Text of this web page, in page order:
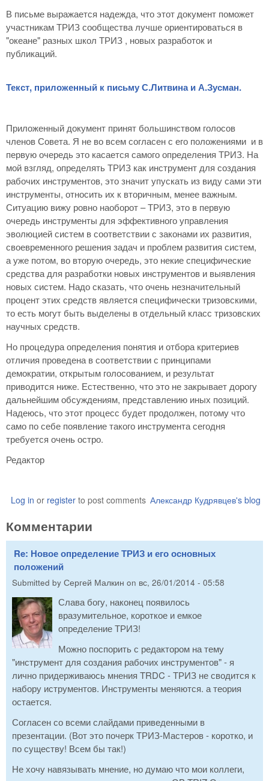
В письме выражается надежда, что этот документ поможет
участникам ТРИЗ сообщества лучше ориентироваться в
"океане" разных школ ТРИЗ , новых разработок и
публикаций.
Текст, приложенный к письму С.Литвина и А.Зусман.
Приложенный документ принят большинством голосов
членов Совета. Я не во всем согласен с его положениями и в
первую очередь это касается самого определения ТРИЗ. На
мой взгляд, определять ТРИЗ как инструмент для создания
рабочих инструментов, это значит упускать из виду сами эти
инструменты, относить их к вторичным, менее важным.
Ситуацию вижу ровно наоборот – ТРИЗ, это в первую
очередь инструменты для эффективного управления
эволюцией систем в соответствии с законами их развития,
своевременного решения задач и проблем развития систем,
а уже потом, во вторую очередь, это некие специфические
средства для разработки новых инструментов и выявления
новых систем. Надо сказать, что очень незначительный
процент этих средств является специфически тризовскими,
то есть могут быть выделены в отдельный класс тризовских
научных средств.
Но процедура определения понятия и отбора критериев
отличия проведена в соответствии с принципами
демократии, открытым голосованием, и результат
приводится ниже. Естественно, что это не закрывает дорогу
дальнейшим обсуждениям, представлению иных позиций.
Надеюсь, что этот процесс будет продолжен, потому что
само по себе появление такого инструмента сегодня
требуется очень остро.
Редактор
Александр Кудрявцев's blog
Log in or register to post comments
Комментарии
Re: Новое определение ТРИЗ и его основных
положений
Submitted by Сергей Малкин on вс, 26/01/2014 - 05:58
Слава богу, наконец появилось
вразумительное, короткое и емкое
определение ТРИЗ!
Можно поспорить с редактором на тему
"инструмент для создания рабочих инструментов" - я
лично придерживаюсь мнения TRDC - ТРИЗ не сводится к
набору иструментов. Инструменты меняются. а теория
остается.
Согласен со всеми слайдами приведенными в
презентации. (Вот это почерк ТРИЗ-Мастеров - коротко, и
по существу! Всем бы так!)
Не хочу навязывать мнение, но думаю что мои коллеги,